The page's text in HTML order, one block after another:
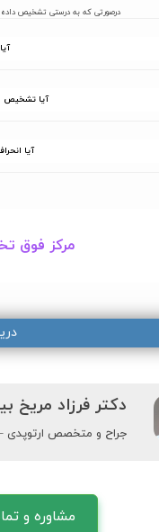
درصورتی که به درستی تشخیص
آیا تشخیص
آیا
مرکز فوق
دکتر فرزاد مریخ
جراح و متخصص
مشاوره و